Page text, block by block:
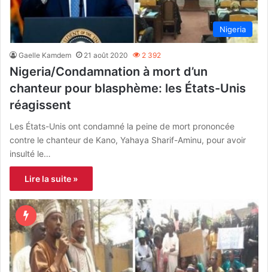
Nigeria
Gaelle Kamdem 21 août 2020 2 392
Nigeria/Condamnation à mort d’un
chanteur pour blasphème: les États-Unis
réagissent
Les États-Unis ont condamné la peine de mort prononcée
contre le chanteur de Kano, Yahaya Sharif-Aminu, pour avoir
insulté le…
Lire la suite »